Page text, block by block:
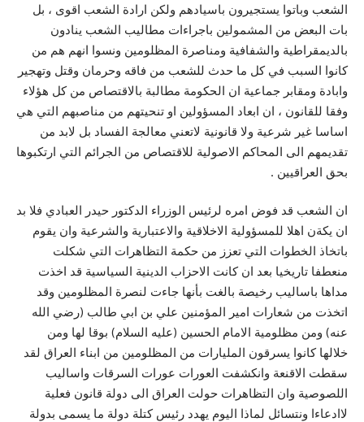
الشعب وباتوا يستجيرون باسيادهم ولكن ارادة الشعب اقوى ، بل
بات البعض من المشمولين باجراءات مطاليب الشعب ينادون
بالديمقراطية والشفافية ومناصرة المظلومين ونسوا انهم هم من
كانوا السبب في كل ما حدث للشعب من فاقه وحرمان وقتل وتهجير
وابادة ومقابر جماعية ان الحكومة مطالبة بالاقتصاص من كل هؤلاء
وفقا للقانون ، ان ابعاد المسؤولين او تنحيتهم من مناصبهم التي هي
اساسا غير شرعية ولا قانونية لاتعني معالجة الفساد بل لابد من
تقديمهم الى المحاكم الاصولية للاقتصاص من الجرائم التي ارتكبوها
بحق العراقيين .
ان الشعب قد فوض امره لرئيس الوزراء الدكتور حيدر العبادي فلا بد
ان يكةن اهلا للمسؤولية الاخلاقية والاعتبارية والشرعية وان يقوم
باتخاذ الخطوات التي تعزز من حكمة التظاهرات التي شكلت
منعطفا تاريخيا بعد ان كانت الاحزاب الدينية السياسية قد اخذت
مداها باساليب رخيصة بالغت بأنها جاءت لنصرة المظلومين وقد
اتخذت من شعارات امير المؤمنين علي بن ابي طالب (رضي الله
عنه) ومن مظلومية الامام الحسين (عليه السلام) بوقا لها ومن
خلالها كانوا يسرقون المليارات من المظلومين من ابناء العراق لقد
سقطت الاقنعة وانكشفت العورات عورات السرقات واساليب
اللصوصية وان التظاهرات حولت العراق الى دولة قانون فعلية
لاادعاءا ونتسائل لماذا اليوم يهدد رئيس كتلة دولة ما يسمى بدولة